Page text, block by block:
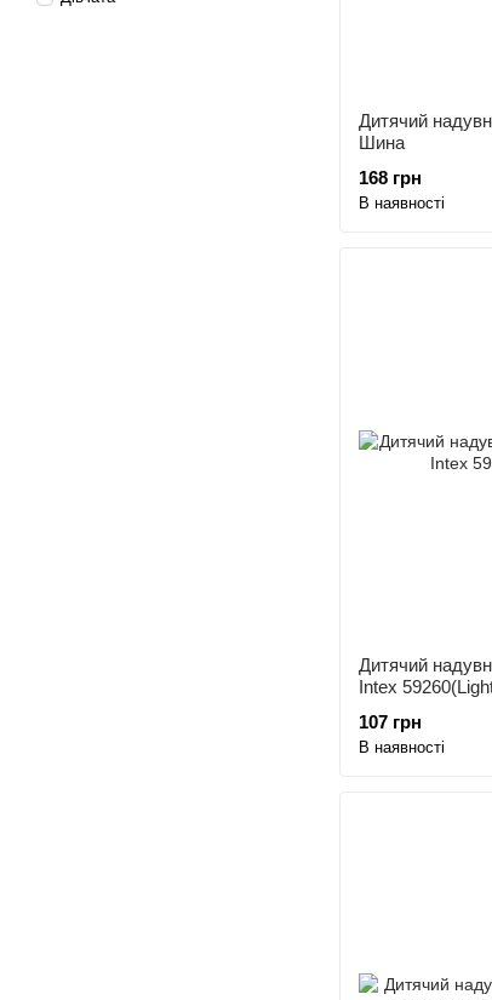
Дитячий
Шина
168 грн
В наявності
Дитячий
Intex
107 грн
В наявності